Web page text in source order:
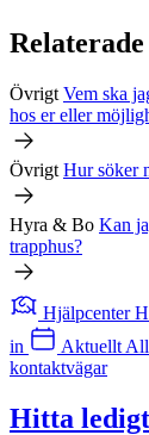
Övrigt Vem ska
hos er eller
Övrigt Hur söker
Hyra & Bo Kan
trapphus?
Hjälpcenter
in
Aktuellt
kontaktvägar
Hitta ledigt